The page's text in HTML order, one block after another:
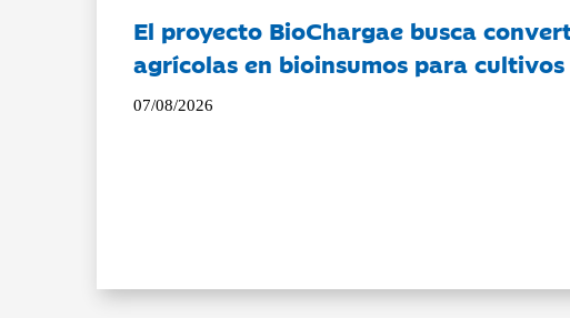
El proyecto BioChargae busca
agrícolas en bioinsumos para cultivos
07/08/2026